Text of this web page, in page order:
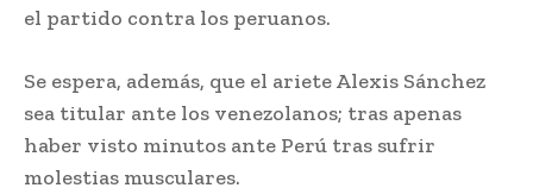
el partido contra los peruanos.
Se espera, además, que el ariete Alexis Sánchez
sea titular ante los venezolanos; tras apenas
haber visto minutos ante Perú tras sufrir
molestias musculares.